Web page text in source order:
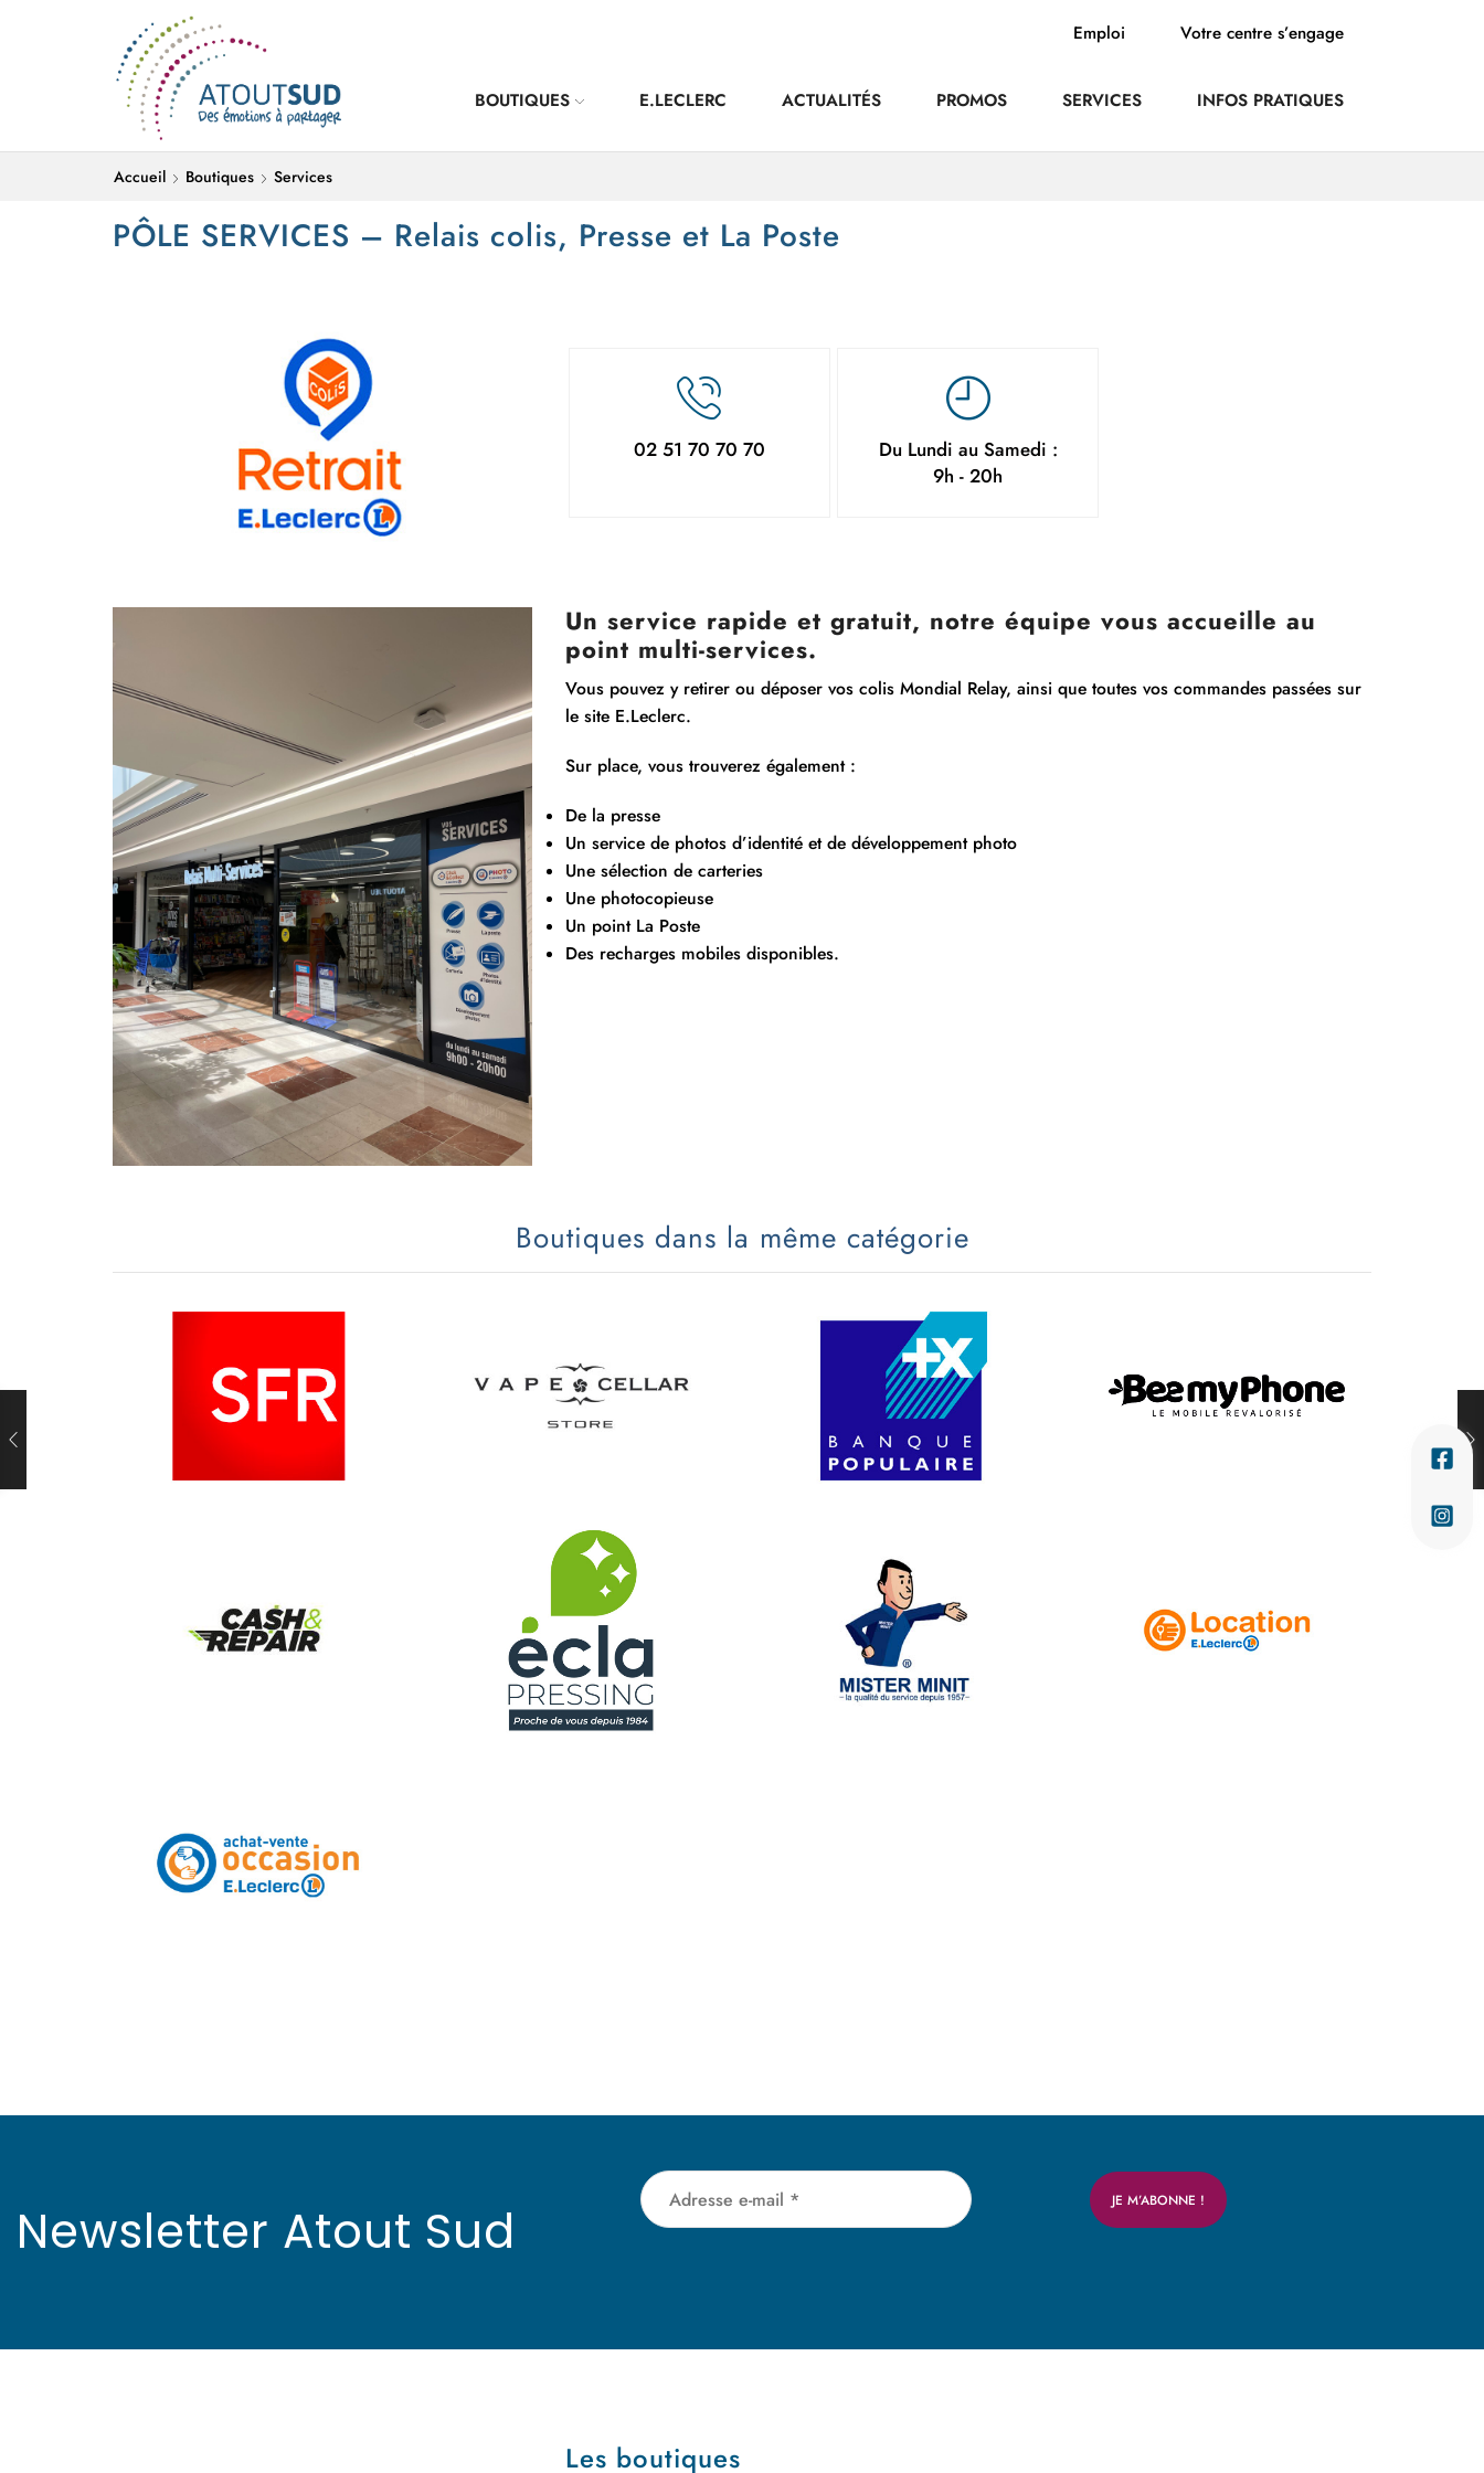
Emploi Votre centre s’engage
BOUTIQUES E.LECLERC ACTUALITÉS PROMOS SERVICES INFOS PRATIQUES
Accueil Boutiques Services
PÔLE SERVICES – Relais colis, Presse et La Poste
02 51 70 70 70
Du Lundi au Samedi :
9h - 20h
Un service rapide et gratuit, notre équipe vous accueille au
point multi-services.
Vous pouvez y retirer ou déposer vos colis Mondial Relay, ainsi que toutes vos commandes passées sur
le site E.Leclerc.
Sur place, vous trouverez également :
De la presse
Un service de photos d’identité et de développement photo
Une sélection de carteries
Une photocopieuse
Un point La Poste
Des recharges mobiles disponibles.
Boutiques dans la même catégorie
Newsletter Atout Sud
Les boutiques